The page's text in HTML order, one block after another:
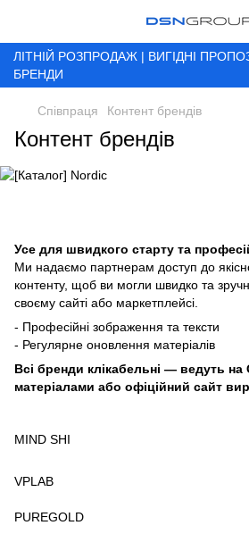
ЛІТНІЙ РОЗПРОДАЖ | ВИГІДНІ
БРЕНДИ
Співпраця Контент брендів
Контент брендів
Усе для швидкого старту та
Ми надаємо партнерам доступ до
контенту, щоб ви могли швидко та
своєму сайті або маркетплейсі.
- Професійні зображення та тексти
- Регулярне оновлення матеріалів
Всі бренди клікабельні — ведуть на
матеріалами або офіційний сайт
MIND SHI
VPLAB
PUREGOLD